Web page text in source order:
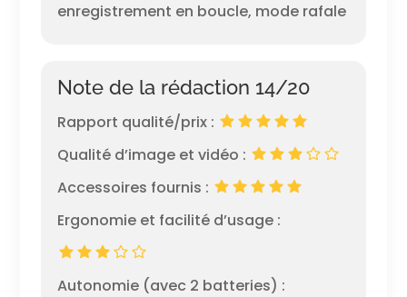
enregistrement en boucle, mode rafale
Note de la rédaction 14/20
Rapport qualité/prix :
Qualité d’image et vidéo :
Accessoires fournis :
Ergonomie et facilité d’usage :
Autonomie (avec 2 batteries) :